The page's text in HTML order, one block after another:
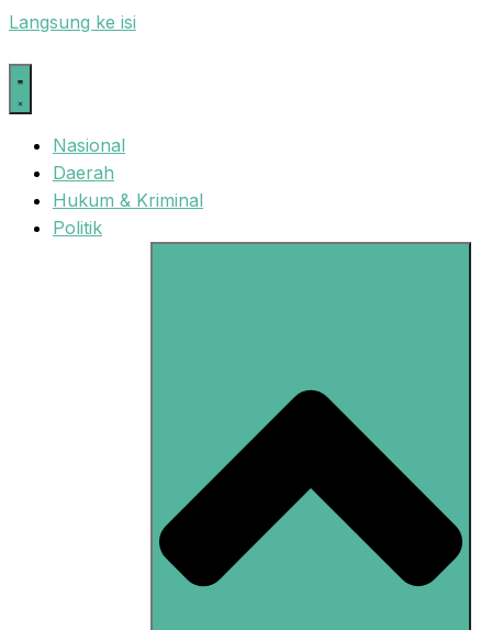
Langsung ke isi
Nasional
Daerah
Hukum & Kriminal
Politik